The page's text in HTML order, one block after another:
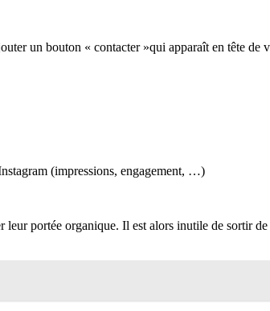
un bouton « contacter »qui apparaît en tête de
(impressions, engagement, …)
portée organique. Il est alors inutile de sortir